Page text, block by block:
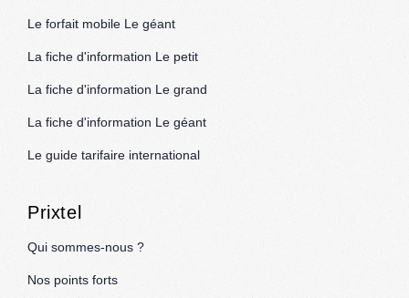
Le forfait mobile Le géant
La fiche d'information Le petit
La fiche d'information Le grand
La fiche d'information Le géant
Le guide tarifaire international
Prixtel
Qui sommes-nous ?
Nos points forts